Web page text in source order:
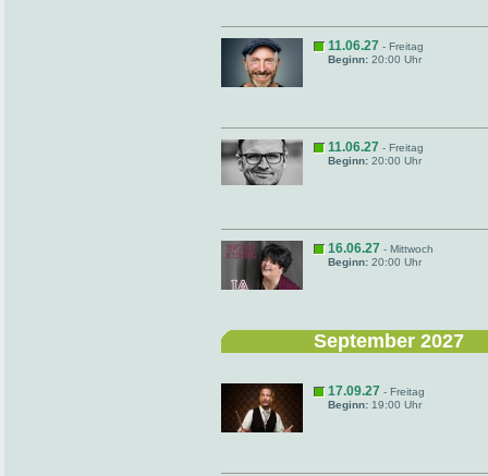
11.06.27 - Freitag
Beginn: 20:00 Uhr
11.06.27 - Freitag
Beginn: 20:00 Uhr
16.06.27 - Mittwoch
Beginn: 20:00 Uhr
September 2027
17.09.27 - Freitag
Beginn: 19:00 Uhr